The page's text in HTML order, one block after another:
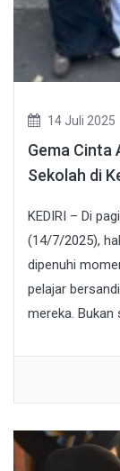
14 Juli 2025
Gema Cinta
Sekolah di
KEDIRI – Di
(14/7/2025),
dipenuhi
pelajar
mereka. Bukan